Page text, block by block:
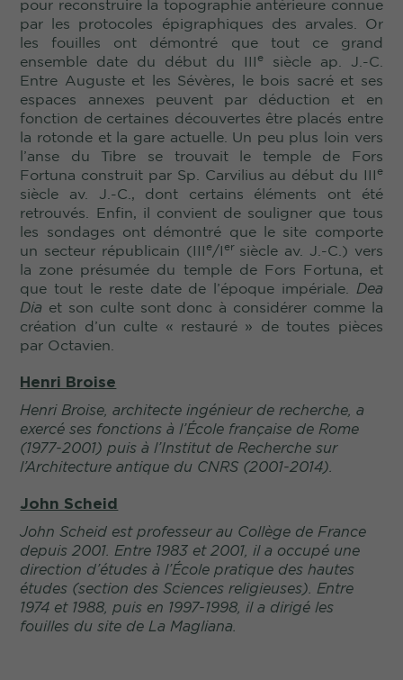
pour reconstruire la topographie antérieure connue
par les protocoles épigraphiques des arvales. Or
les fouilles ont démontré que tout ce grand
ensemble date du début du III esiècle ap. J.-C.
Entre Auguste et les Sévères, le bois sacré et ses
espaces annexes peuvent par déduction et en
fonction de certaines découvertes être placés entre
la rotonde et la gare actuelle. Un peu plus loin vers
l’anse du Tibre se trouvait le temple de Fors
Fortuna construit par Sp. Carvilius au début du III e
siècle av. J.-C., dont certains éléments ont été
retrouvés. Enfin, il convient de souligner que tous
les sondages ont démontré que le site comporte
un secteur républicain (III e/I er siècle av. J.-C.) vers
la zone présumée du temple de Fors Fortuna, et
que tout le reste date de l’époque impériale. Dea
Dia et son culte sont donc à considérer comme la
création d’un culte « restauré » de toutes pièces
par Octavien.
Henri Broise
Henri Broise, architecte ingénieur de recherche, a
exercé ses fonctions à l’École française de Rome
(1977-2001) puis à l’Institut de Recherche sur
l’Architecture antique du CNRS (2001-2014).
John Scheid
John Scheid est professeur au Collège de France
depuis 2001. Entre 1983 et 2001, il a occupé une
direction d’études à l’École pratique des hautes
études (section des Sciences religieuses). Entre
1974 et 1988, puis en 1997-1998, il a dirigé les
fouilles du site de La Magliana.